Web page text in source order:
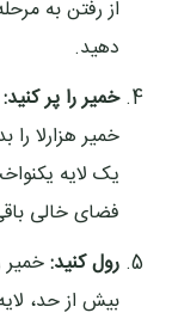
از رفتن به
دهید.
خمیر را پر کنید:
خمیر هزارلا را
یک لایه
فضای خالی
رول کنید:خمیر
بیش از حد،